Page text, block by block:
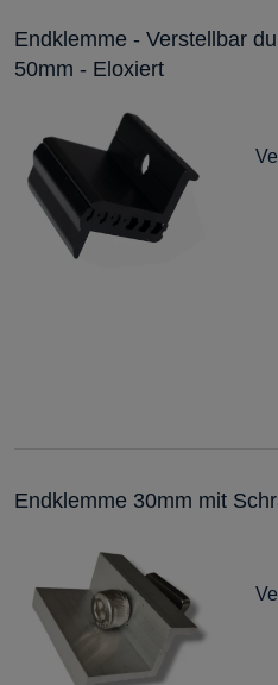
Endklemme - Verstellbar
50mm - Eloxiert
Endklemme 30mm mit